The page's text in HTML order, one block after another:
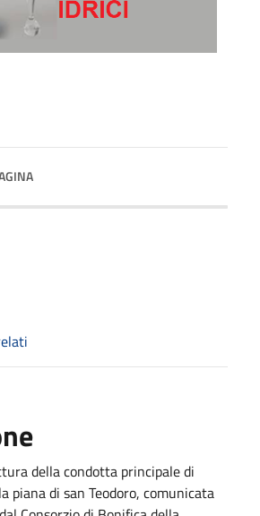
della condotta principale di
piana di san Teodoro, comunicata